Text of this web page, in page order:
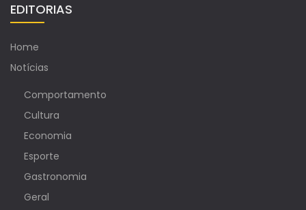
EDITORIAS
Home
Notícias
Comportamento
Cultura
Economia
Esporte
Gastronomia
Geral